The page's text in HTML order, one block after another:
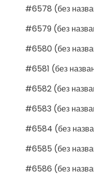
#6578 (без
#6579 (без
#6580 (без
#6581 (без
#6582 (без
#6583 (без
#6584 (без
#6585 (без
#6586 (без